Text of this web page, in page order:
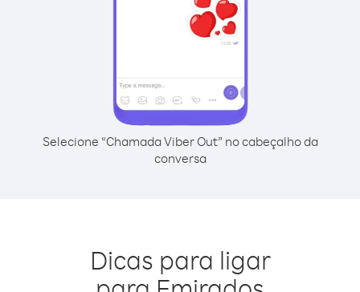
Selecione “Chamada Viber Out” no cabeçalho da
conversa
Dicas para ligar